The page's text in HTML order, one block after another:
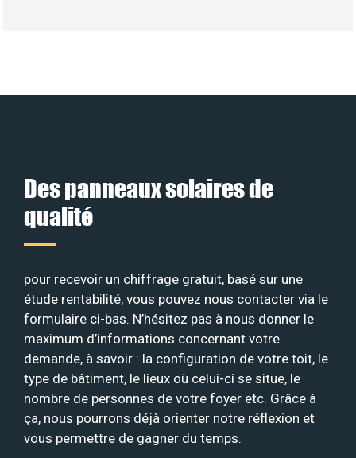
Des panneaux solaires de
qualité
pour recevoir un chiffrage gratuit, basé sur une
étude rentabilité, vous pouvez nous contacter via le
formulaire ci-bas. N’hésitez pas à nous donner le
maximum d’informations concernant votre
demande, à savoir : la configuration de votre toit, le
type de bâtiment, le lieux où celui-ci se situe, le
nombre de personnes de votre foyer etc. Grâce à
ça, nous pourrons déjà orienter notre réflexion et
vous permettre de gagner du temps.